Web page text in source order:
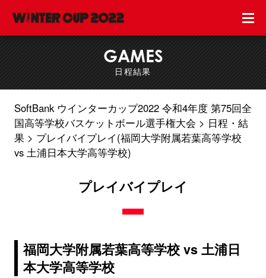
GAMES
日程結果
SoftBank ウインターカップ2022 令和4年度 第75回全
国高等学校バスケットボール選手権大会
日程・結
果
プレイバイプレイ(福岡大学附属若葉高等学校
vs 土浦日本大学高等学校)
プレイバイプレイ
福岡大学附属若葉高等学校 vs 土浦日
本大学高等学校